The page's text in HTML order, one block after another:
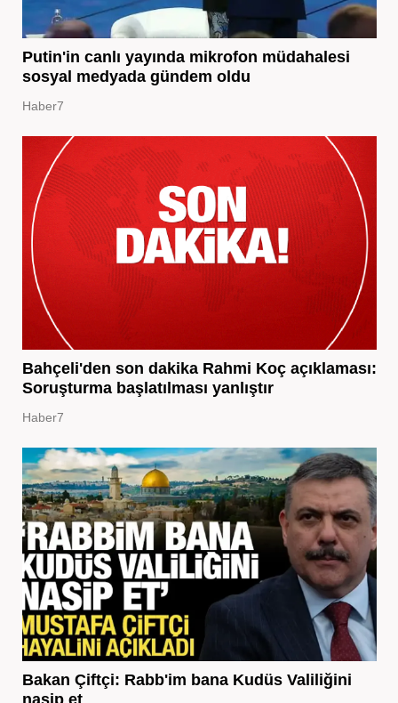
Putin'in canlı yayında mikrofon müdahalesi
sosyal medyada gündem oldu
Haber7
Bahçeli'den son dakika Rahmi Koç açıklaması:
Soruşturma başlatılması yanlıştır
Haber7
Bakan Çiftçi: Rabb'im bana Kudüs Valiliğini
nasip et